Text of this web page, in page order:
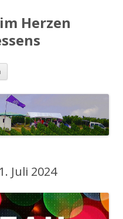
Herzen
Zum
springen
Juli 2024